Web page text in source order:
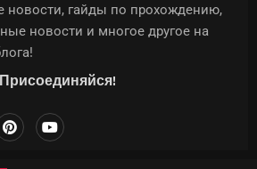
новости, гайды по прохождению,
новости и многое другое на
Присоединяйся!